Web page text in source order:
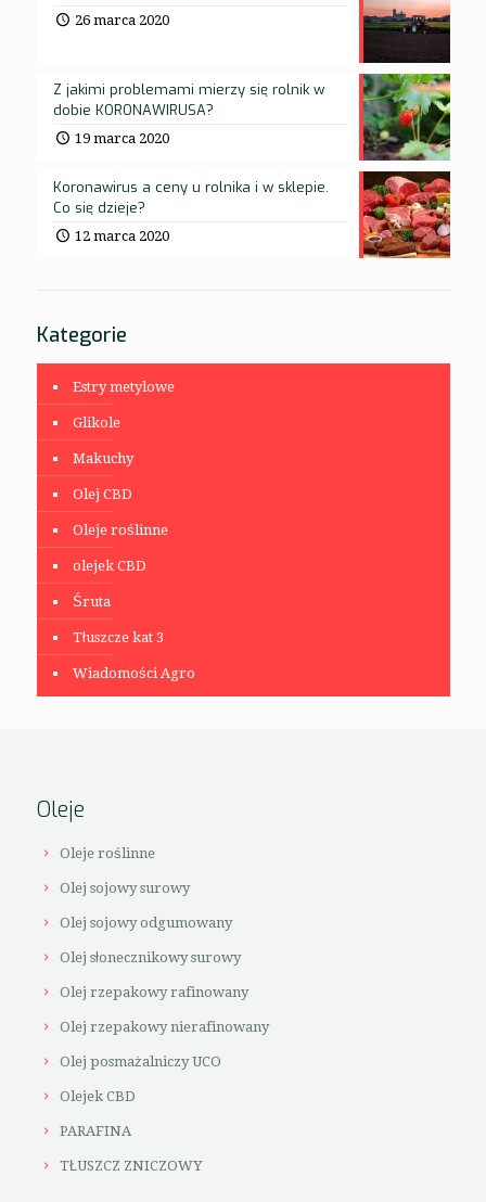
26 marca 2020
Z jakimi problemami mierzy się rolnik w
dobie KORONAWIRUSA?
19 marca 2020
Koronawirus a ceny u rolnika i w sklepie.
Co się dzieje?
12 marca 2020
Kategorie
Estry metylowe
Glikole
Makuchy
Olej CBD
Oleje roślinne
olejek CBD
Śruta
Tłuszcze kat 3
Wiadomości Agro
Oleje
Oleje roślinne
Olej sojowy surowy
Olej sojowy odgumowany
Olej słonecznikowy surowy
Olej rzepakowy rafinowany
Olej rzepakowy nierafinowany
Olej posmażalniczy UCO
Olejek CBD
PARAFINA
TŁUSZCZ ZNICZOWY